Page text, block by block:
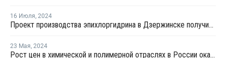
16 Июля, 2024
Проект производства эпихлоргидрина в Дзержинске получил положительные заключения
23 Мая, 2024
Рост цен в химической и полимерной отраслях в России оказался ниже средних значений в переработке